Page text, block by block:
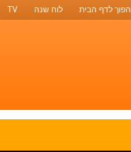
הפוך לדף הבית לוח שנה TV